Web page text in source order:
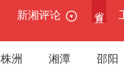
新湘评论
株洲 湘潭 邵阳